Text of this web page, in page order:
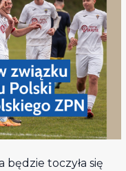
toczyła się